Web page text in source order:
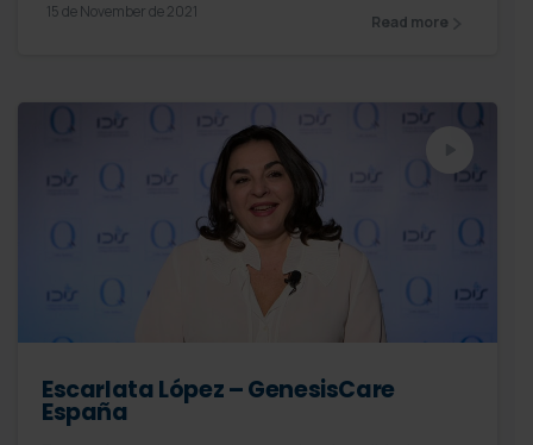
15 de November de 2021
Read more
Escarlata López – GenesisCare
España